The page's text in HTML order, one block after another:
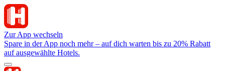
Zur App wechseln
Spare in der App noch mehr – auf dich warten bis zu 20% Rabatt
auf ausgewählte Hotels.